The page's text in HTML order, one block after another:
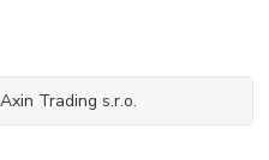
Axin Trading s.r.o.